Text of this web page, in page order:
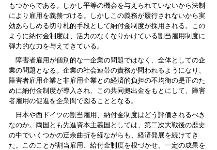
もつからである。しかし平等の機会を与えられていないから法制
により雇用を義務づける。しかしこの義務が履行されないから実
効あらしめる切り札的手段として納付金制度が採用される。この
ように納付金制度は、活力のなくなりかけている割当雇用制度に
弾力的な力を与えてきている。
障害者雇用が個別的な一企業の問題ではなく、全体としての企
業の問題となる。企業の社会連帯の責務が問われるようになり、
障害者雇用企業と非雇用企業との経済的負担の不均衡の是正のた
めに納付金制度が導入され、この共同拠出金をもとにして、障害
者雇用の促進を企業間で図ることとなる。
日本や西ドイツの割当雇用、納付金制度はどう評価されるべき
なのか。両国とも先進資本主義国としては、第二次大戦後の歴史
の中でいくつかの迂余曲折を経ながらも、経済発展を続けてき
た。このことが割当雇用、給付金制度を根づかせ、一定の成果を